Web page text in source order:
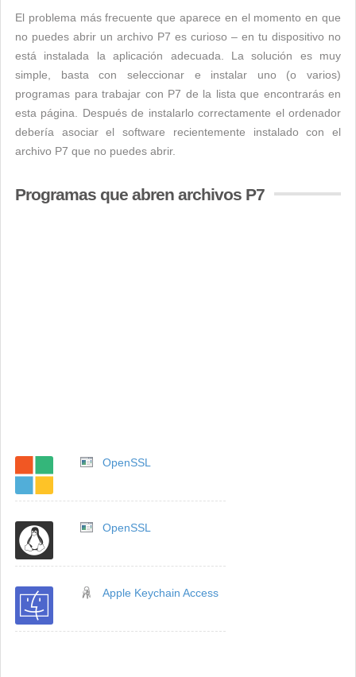
El problema más frecuente que aparece en el momento en que
no puedes abrir un archivo P7 es curioso – en tu dispositivo no
está instalada la aplicación adecuada. La solución es muy
simple, basta con seleccionar e instalar uno (o varios)
programas para trabajar con P7 de la lista que encontrarás en
esta página. Después de instalarlo correctamente el ordenador
debería asociar el software recientemente instalado con el
archivo P7 que no puedes abrir.
Programas que abren archivos P7
OpenSSL
OpenSSL
Apple Keychain Access